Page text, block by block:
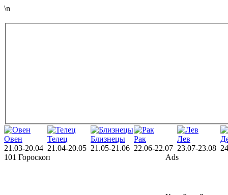
\n
Овен
21.03-20.04
Телец
21.04-20.05
Близнецы
21.05-21.06
Рак
22.06-22.07
Лев
23.07-23.08
101 Гороскоп
Ads